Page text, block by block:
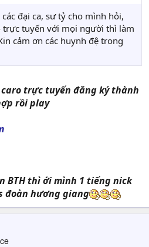
đại ca, sư tỷ cho mình hỏi,
trực tuyến với mọi người thì làm
cảm ơn các huynh đệ trong
trực tuyến đăng ký thành
rồi play
BTH thì ới mình 1 tiếng nick
đoàn hương giang